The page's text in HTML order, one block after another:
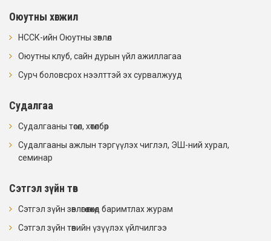
Оюутны хөгжил
НССК-ийн Оюутны зөвлөл
Оюутны клуб, сайн дурын үйл ажиллагаа
Сурч боловсрох нээлттэй эх сурвалжууд
Судалгаа
Судалгааны төсөл, хөтөлбөр
Судалгааны ажлын тэргүүлэх чиглэл, ЭШ-ний хурал,
семинар
Сэтгэл зүйн төв
Сэтгэл зүйн зөвлөгөө өгөхөд баримтлах журам
Сэтгэл зүйн төвийн үзүүлэх үйлчилгээ